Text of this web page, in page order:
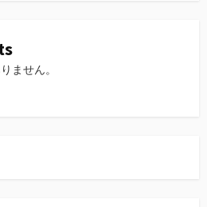
ません。